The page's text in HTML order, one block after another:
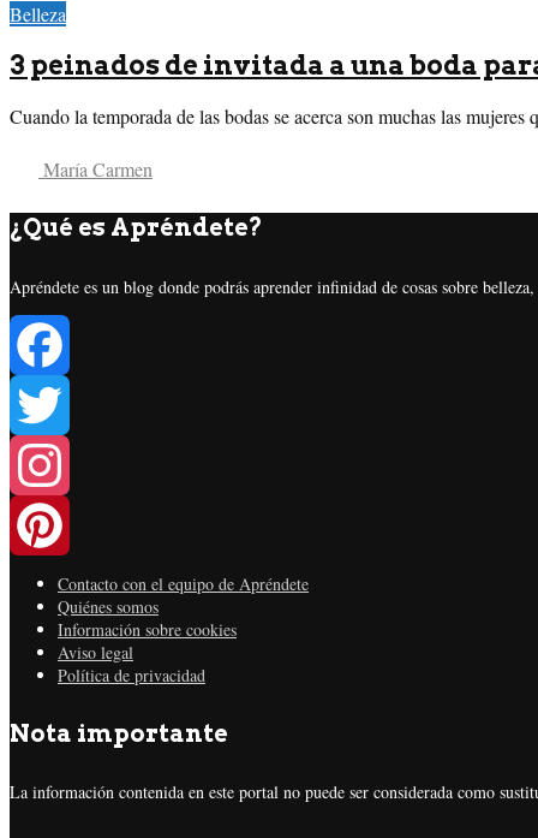
Belleza
3 peinados de invitada a una boda
Cuando la temporada de las bodas se acerca son muchas las
María Carmen
¿Qué es Apréndete?
Apréndete es un blog donde podrás aprender infinidad de cosas sobre
Facebook
Twitter
Instagram
PinterestContacto con el equipo de Apréndete
Quiénes somos
Información sobre cookies
Aviso legal
Política de privacidad
Nota importante
La información contenida en este portal no puede ser considerada como